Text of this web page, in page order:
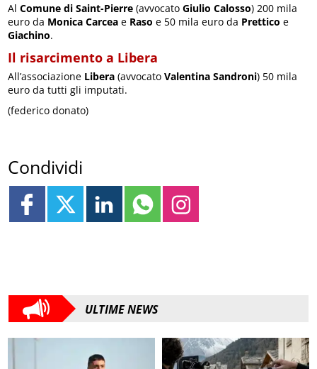
AlComune di Saint-Pierre (avvocatoGiulio Calosso) 200 mila
euro da Monica Carcea e Raso e 50 mila euro da Prettico e
Giachino.
Il risarcimento a Libera
All’associazione Libera (avvocatoValentina Sandroni) 50 mila
euro da tutti gli imputati.
(federico donato)
Condividi
ULTIME NEWS